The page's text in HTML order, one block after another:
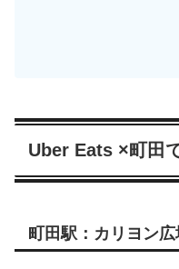
Uber Eats ×町田
町田駅：カリヨン広